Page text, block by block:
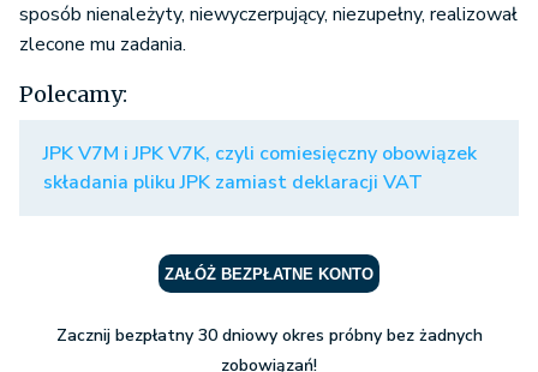
sposób nienależyty, niewyczerpujący, niezupełny, realizował
zlecone mu zadania.
Polecamy:
JPK V7M i JPK V7K, czyli comiesięczny obowiązek
składania pliku JPK zamiast deklaracji VAT
ZAŁÓŻ BEZPŁATNE KONTO
Zacznij bezpłatny 30 dniowy okres próbny bez żadnych
zobowiązań!